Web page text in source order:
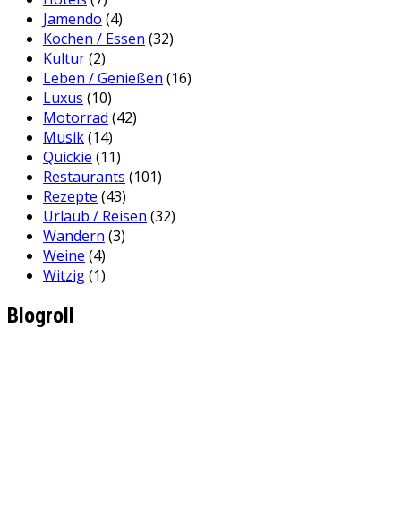
Jamendo (4)
Kochen / Essen (32)
Kultur(2)
Leben / Genießen (16)
Luxus (10)
Motorrad (42)
Musik(14)
Quickie (11)
Restaurants (101)
Rezepte (43)
Urlaub / Reisen (32)
Wandern (3)
Weine (4)
Witzig(1)
Blogroll